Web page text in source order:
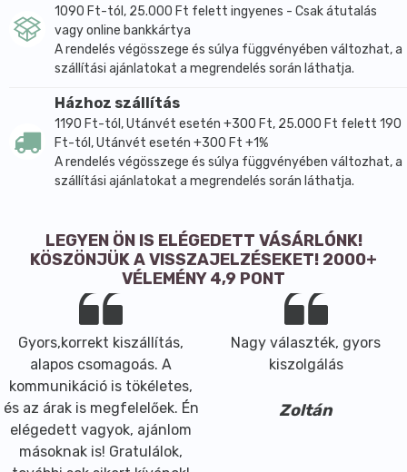
1090 Ft-tól, 25.000 Ft felett ingyenes - Csak átutalás
vagy online bankkártya
A rendelés végösszege és súlya függvényében változhat, a
szállítási ajánlatokat a megrendelés során láthatja.
Házhoz szállítás
1190 Ft-tól, Utánvét esetén +300 Ft, 25.000 Ft felett 190
Ft-tól, Utánvét esetén +300 Ft +1%
A rendelés végösszege és súlya függvényében változhat, a
szállítási ajánlatokat a megrendelés során láthatja.
LEGYEN ÖN IS ELÉGEDETT VÁSÁRLÓNK!
KÖSZÖNJÜK A VISSZAJELZÉSEKET! 2000+
VÉLEMÉNY 4,9 PONT
Gyors,korrekt kiszállítás,
alapos csomagoás. A
kommunikáció is tökéletes,
és az árak is megfelelőek. Én
elégedett vagyok, ajánlom
másoknak is! Gratulálok,
Nagy választék, gyors
kiszolgálás
Zoltán